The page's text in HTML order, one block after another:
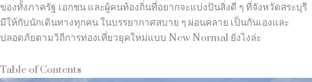
ของทั้งภาครัฐ เอกชน และผู้คนท้องถิ่นที่อยากจะแบ่งปันสิ่งดี ๆ ที่จังหวัดสระบุรี
มีให้กับนักเดินทางทุกคน ในบรรยากาศสบาย ๆ ผ่อนคลาย เป็นกันเองและ
ปลอดภัยตามวิถีการท่องเที่ยวยุคใหม่แบบ New Normal ยังไงล่ะ
Table of Contents